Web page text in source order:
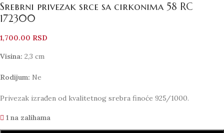
Srebrni privezak srce sa cirkonima 58 RC
172300
1,700.00 RSD
Visina: 2,3 cm
Rodijum: Ne
Privezak izrađen od kvalitetnog srebra finoće 925/1000.
1 na zalihama